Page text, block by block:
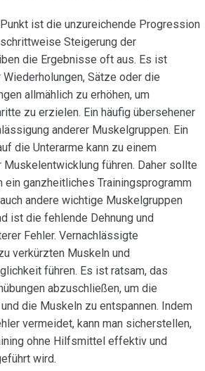
ist die unzureichende Progression
Steigerung der
die Ergebnisse oft aus. Es ist
Sätze oder die
allmählich zu erhöhen, um
zu erzielen. Ein häufig übersehener
anderer Muskelgruppen. Ein
die Unterarme kann zu einem
führen. Daher sollte
ein ganzheitliches Trainingsprogramm
andere wichtige Muskelgruppen
ist die fehlende Dehnung und
Fehler. Vernachlässigte
verkürzten Muskeln und
führen. Es ist ratsam, das
abzuschließen, um die
die Muskeln zu entspannen. Indem
vermeidet, kann man sicherstellen,
ohne Hilfsmittel effektiv und
wird.